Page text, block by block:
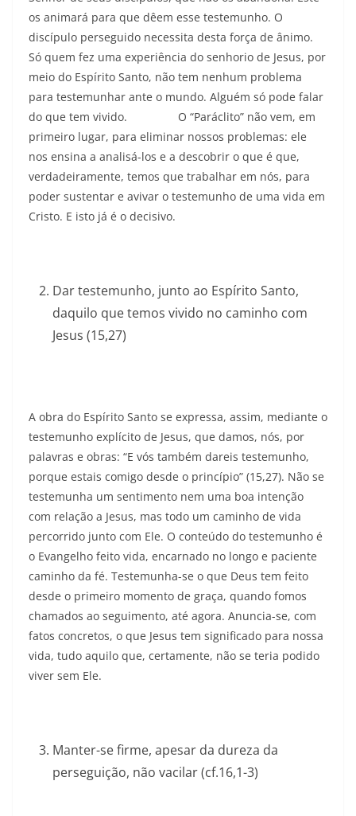
os animará para que dêem esse testemunho. O
discípulo perseguido necessita desta força de ânimo.
Só quem fez uma experiência do senhorio de Jesus, por
meio do Espírito Santo, não tem nenhum problema
para testemunhar ante o mundo. Alguém só pode falar
do que tem vivido. O “Paráclito” não vem, em
primeiro lugar, para eliminar nossos problemas: ele
nos ensina a analisá-los e a descobrir o que é que,
verdadeiramente, temos que trabalhar em nós, para
poder sustentar e avivar o testemunho de uma vida em
Cristo. E isto já é o decisivo.
Dar testemunho, junto ao Espírito Santo,
daquilo que temos vivido no caminho com
Jesus (15,27)
A obra do Espírito Santo se expressa, assim, mediante o
testemunho explícito de Jesus, que damos, nós, por
palavras e obras: “E vós também dareis testemunho,
porque estais comigo desde o princípio” (15,27). Não se
testemunha um sentimento nem uma boa intenção
com relação a Jesus, mas todo um caminho de vida
percorrido junto com Ele. O conteúdo do testemunho é
o Evangelho feito vida, encarnado no longo e paciente
caminho da fé. Testemunha-se o que Deus tem feito
desde o primeiro momento de graça, quando fomos
chamados ao seguimento, até agora. Anuncia-se, com
fatos concretos, o que Jesus tem significado para nossa
vida, tudo aquilo que, certamente, não se teria podido
viver sem Ele.
Manter-se firme, apesar da dureza da
perseguição, não vacilar (cf.16,1-3)